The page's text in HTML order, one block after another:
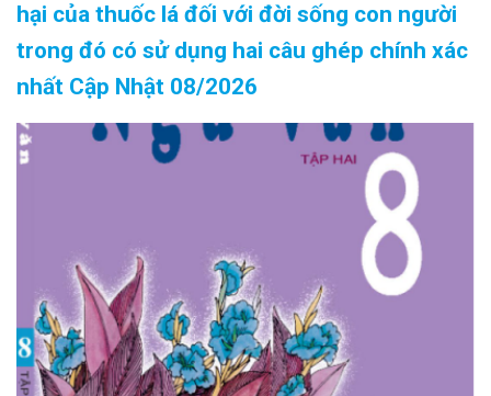
hại của thuốc lá đối với đời sống con người
trong đó có sử dụng hai câu ghép chính xác
nhất Cập Nhật 08/2026